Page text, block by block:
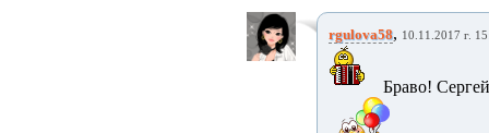
rgulova58, 10.11.2017 г.
Браво!